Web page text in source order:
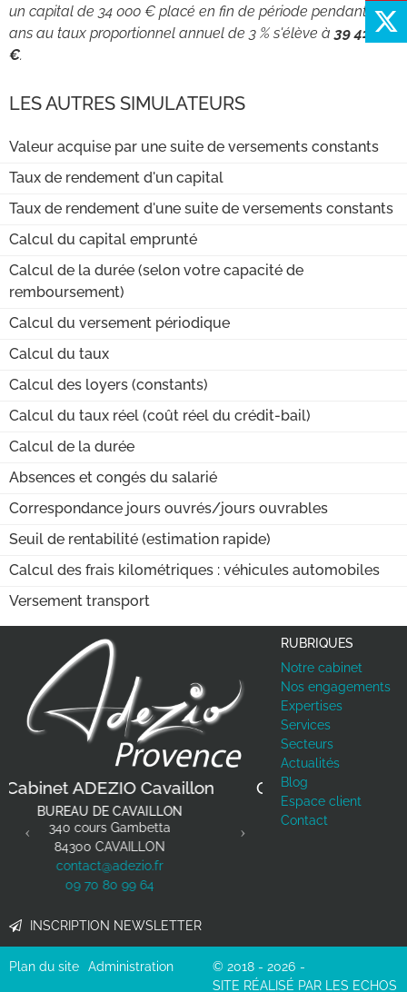
un capital de 34 000 € placé en fin de période pendant 5
ans au taux proportionnel annuel de 3 % s'élève à 39 415,32
€.
LES AUTRES SIMULATEURS
Valeur acquise par une suite de versements constants
Taux de rendement d'un capital
Taux de rendement d'une suite de versements constants
Calcul du capital emprunté
Calcul de la durée (selon votre capacité de
remboursement)
Calcul du versement périodique
Calcul du taux
Calcul des loyers (constants)
Calcul du taux réel (coût réel du crédit-bail)
Calcul de la durée
Absences et congés du salarié
Correspondance jours ouvrés/jours ouvrables
Seuil de rentabilité (estimation rapide)
Calcul des frais kilométriques : véhicules automobiles
Versement transport
Cavaillon Cabinet ADEZIO Le Pontet
BUREAU DE LE PONTET
44 avenue Charles de Gaulle
Previous Next
RUBRIQUES
Notre cabinet
Nos engagements
Expertises
Services
Secteurs
Actualités
Blog
Espace client
Contact
INSCRIPTION NEWSLETTER
Plan du site Administration
© 2018 - 2026
SITE RÉALISÉ PAR LES ECHOS